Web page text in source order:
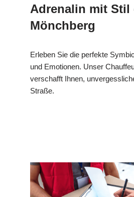
Adrenalin mit Stil
Mönchberg
Erleben Sie die perfekte
und Emotionen. Unser
verschafft Ihnen,
Straße.